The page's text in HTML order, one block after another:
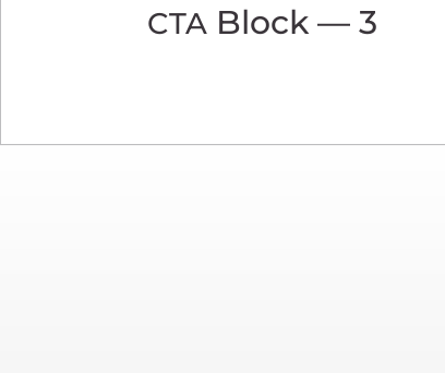
CTA Block — 3